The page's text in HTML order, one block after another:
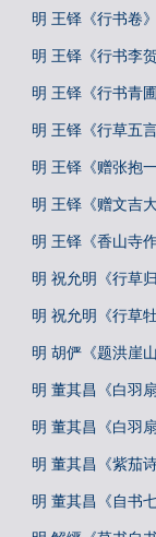
明 王铎《行书卷》
明 王铎《行书李贺
明 王铎《行书青
明 王铎《行草五
明 王铎《赠张抱
明 王铎《赠文吉
明 王铎《香山寺
明 祝允明《行草归
明 祝允明《行草
明 胡俨《题洪崖山
明 董其昌《白羽扇
明 董其昌《白羽
明 董其昌《紫茄
明 董其昌《自书